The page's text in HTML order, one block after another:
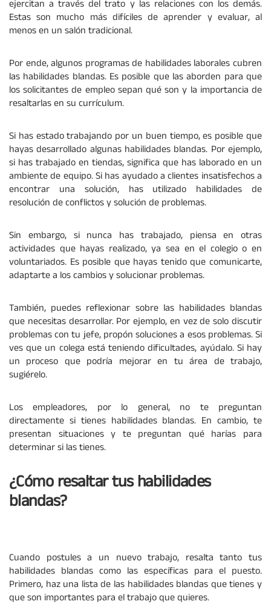
ejercitan a través del trato y las relaciones con los demás.
Estas son mucho más difíciles de aprender y evaluar, al
menos en un salón tradicional.
Por ende, algunos programas de habilidades laborales cubren
las habilidades blandas. Es posible que las aborden para que
los solicitantes de empleo sepan qué son y la importancia de
resaltarlas en su currículum.
Si has estado trabajando por un buen tiempo, es posible que
hayas desarrollado algunas habilidades blandas. Por ejemplo,
si has trabajado en tiendas, significa que has laborado en un
ambiente de equipo. Si has ayudado a clientes insatisfechos a
encontrar una solución, has utilizado habilidades de
resolución de conflictos y solución de problemas.
Sin embargo, si nunca has trabajado, piensa en otras
actividades que hayas realizado, ya sea en el colegio o en
voluntariados. Es posible que hayas tenido que comunicarte,
adaptarte a los cambios y solucionar problemas.
También, puedes reflexionar sobre las habilidades blandas
que necesitas desarrollar. Por ejemplo, en vez de solo discutir
problemas con tu jefe, propón soluciones a esos problemas. Si
ves que un colega está teniendo dificultades, ayúdalo. Si hay
un proceso que podría mejorar en tu área de trabajo,
sugiérelo.
Los empleadores, por lo general, no te preguntan
directamente si tienes habilidades blandas. En cambio, te
presentan situaciones y te preguntan qué harías para
determinar si las tienes.
¿Cómo resaltar tus habilidades
blandas?
Cuando postules a un nuevo trabajo, resalta tanto tus
habilidades blandas como las específicas para el puesto.
Primero, haz una lista de las habilidades blandas que tienes y
que son importantes para el trabajo que quieres.